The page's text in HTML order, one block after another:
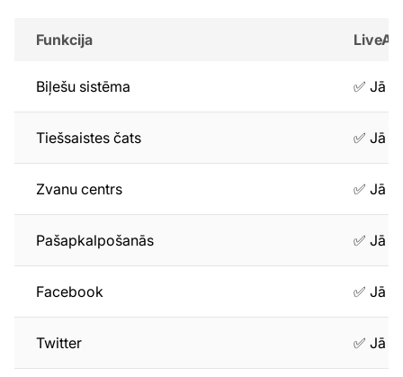
Funkcija
Biļešu sistēma ✅ Jā
Tiešsaistes čats ✅ Jā
Zvanu centrs ✅ Jā
Pašapkalpošanās ✅ Jā
Facebook ✅ Jā
Twitter ✅ Jā